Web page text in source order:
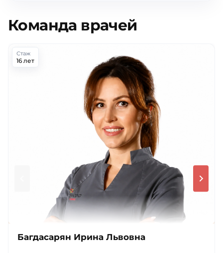
Команда врачей
Стаж
16 лет
Багдасарян Ирина Львовна